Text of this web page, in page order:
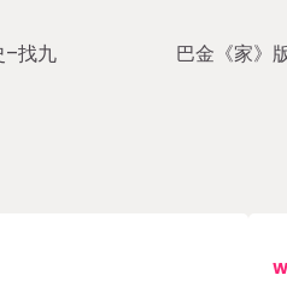
–找九
巴金《家》